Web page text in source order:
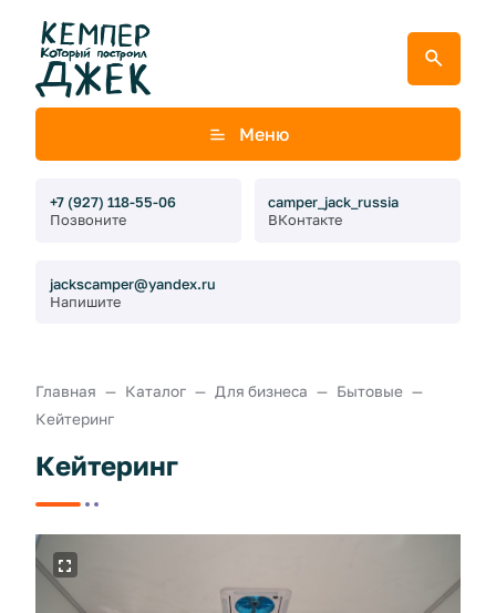
Меню
+7 (927) 118-55-06
Позвоните
camper_jack_russia
ВКонтакте
jackscamper@yandex.ru
Напишите
Главная Каталог Для бизнеса
Бытовые
Кейтеринг
Кейтеринг